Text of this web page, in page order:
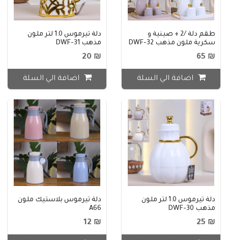
طقم دلة /2 + صينية و
سكرية ملون مذهب DWF-32
₪ 65
اضافة الي السلة
دلة تيرموس 1.0 لتر ملون
مذهب DWF-31
₪ 20
اضافة الي السلة
دلة تيرموس 1.0 لتر ملون
مذهب DWF-30
₪ 25
دلة تيرموس بلاستيك ملون
A66
₪ 12